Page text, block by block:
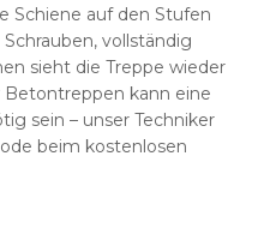
Schiene auf den Stufen
vollständig
sieht die Treppe wieder
Betontreppen kann eine
sein – unser Techniker
beim kostenlosen